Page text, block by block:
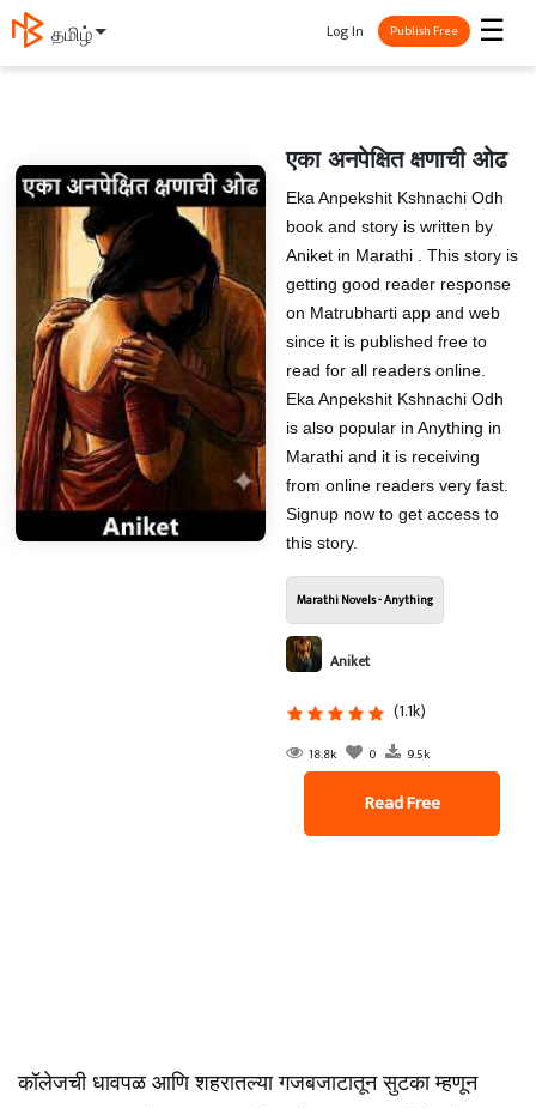
தமிழ் ☰
Log In Publish Free
एका अनपेक्षित क्षणाची ओढ
Eka Anpekshit Kshnachi Odh
book and story is written by
Aniket in Marathi . This story is
getting good reader response
on Matrubharti app and web
since it is published free to
read for all readers online.
Eka Anpekshit Kshnachi Odh
is also popular in Anything in
Marathi and it is receiving
from online readers very fast.
Signup now to get access to
this story.
Marathi Novels - Anything
Aniket
(1.1k)
18.8k 0 9.5k
Read Free
कॉलेजची धावपळ आणि शहरातल्या गजबजाटातून सुटका म्हणून